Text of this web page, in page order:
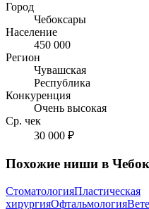
Город
Чебоксары
Население
450 000
Регион
Чувашская
Республика
Конкуренция
Очень высокая
Ср. чек
30 000 ₽
Похожие ниши в
СтоматологияПластическая
хирургияОфтальмология